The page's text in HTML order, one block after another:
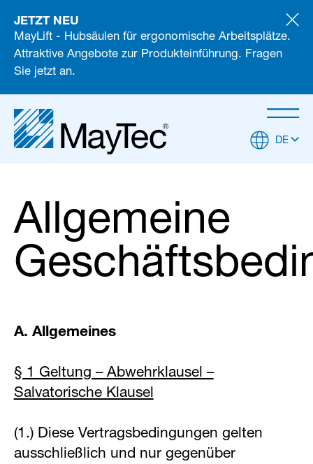
JETZT NEU
MayLift - Hubsäulen für ergonomische Arbeitsplätze.
Attraktive Angebote zur Produkteinführung. Fragen
Sie jetzt an.
DE
Allgemeine
A. Allgemeines
§ 1 Geltung – Abwehrklausel –
Salvatorische Klausel
(1.) Diese Vertragsbedingungen gelten
ausschließlich und nur gegenüber